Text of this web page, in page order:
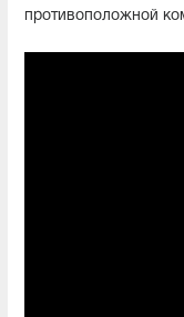
противоположной